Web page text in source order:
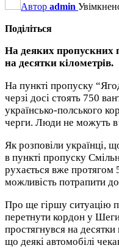
Автор admin
Поділіться
На деяких пропускних
на десятки кілометрів.
На пункті пропуску
черзі досі стоять 750
українсько-полського
черги. Люди не можуть
Як розповіли українці,
в пункті пропуску
рухається вже протягом
можливість потрапити
Про ще гіршу ситуацію
перетнути кордон у
простягнувся на
що деякі автомобілі